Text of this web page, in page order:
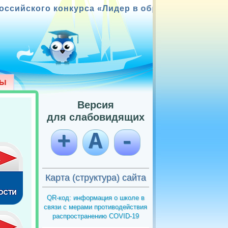
«Лидер в образовании»; Победитель
Версия
для слабовидящих
+ А -
Карта (структура) сайта
QR-код: информация о школе в
связи с мерами противодействия
распространению COVID-19